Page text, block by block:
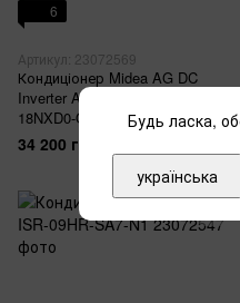
6
Артикул: 23072569
Кондиціонер Midea AG DC
Inverter AG-18NXD0-I/AG-
18NXD0-O
34 200 грн
Будь ласка,
українська